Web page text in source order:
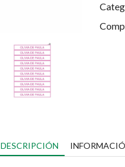
DESCRIPCIÓN